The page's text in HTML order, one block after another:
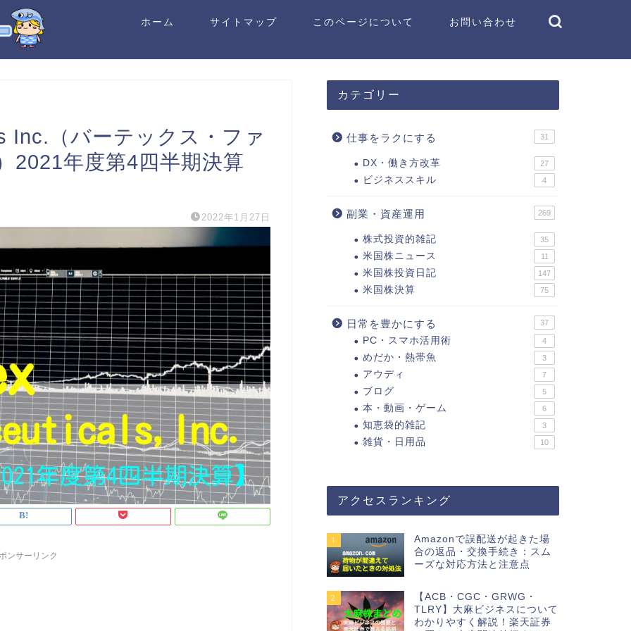
ホーム サイトマップ このページについて お問い合わせ
Inc.（バーテックス・ファ
2021年度第4四半期決算
2022年1月27日
ンサーリンク
カテゴリー
仕事をラクにする 31
DX・働き方改革 27
ビジネススキル 4
副業・資産運用 269
株式投資的雑記 35
米国株ニュース 11
米国株投資日記 147
米国株決算 75
日常を豊かにする 37
PC・スマホ活用術 4
めだか・熱帯魚 3
アウディ 7
ブログ 5
本・動画・ゲーム 6
知恵袋的雑記 3
雑貨・日用品 10
アクセスランキング
1
Amazonで誤配送が起きた場
合の返品・交換手続き：スム
ーズな対応方法と注意点
2
【ACB・CGC・GRWG・
TLRY】大麻ビジネスについて
わかりやすく解説！楽天証券